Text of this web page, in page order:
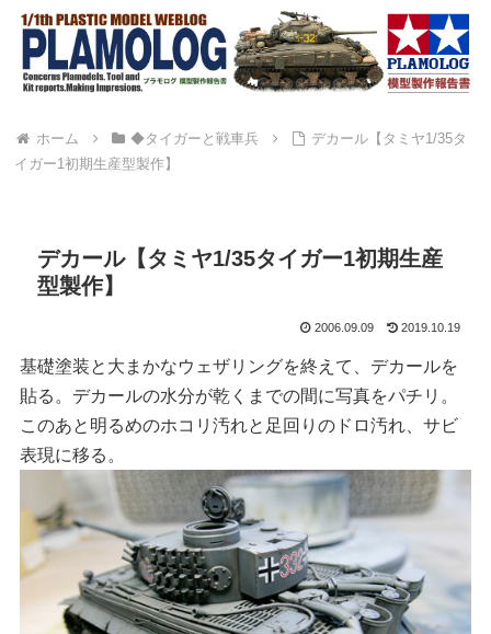
ホーム ◆タイガーと戦車兵
デカール【タミヤ1/35タ
イガー1初期生産型製作】
デカール【タミヤ1/35タイガー1初期生産
型製作】
2006.09.09 2019.10.19
基礎塗装と大まかなウェザリングを終えて、デカールを
貼る。デカールの水分が乾くまでの間に写真をパチリ。
このあと明るめのホコリ汚れと足回りのドロ汚れ、サビ
表現に移る。